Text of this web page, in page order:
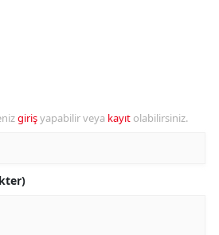
girişyapabilir veya kayıt olabilirsiniz.